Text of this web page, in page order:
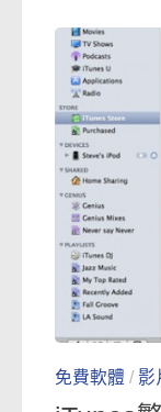
免費軟體 / 影